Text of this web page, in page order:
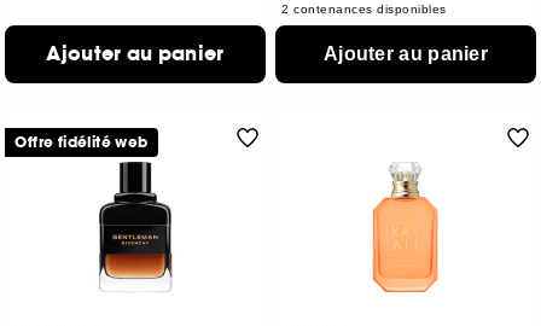
Ajouter au panier
2 contenances disponibles
Ajouter au panier
Offre fidélité web